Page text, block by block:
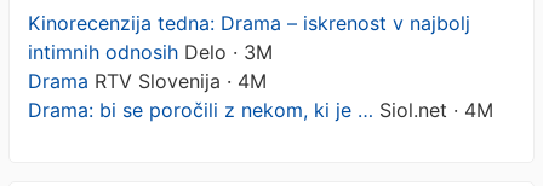
Kinorecenzija tedna: Drama – iskrenost v najbolj
intimnih odnosih Delo · 3M
Drama RTV Slovenija · 4M
Drama: bi se poročili z nekom, ki je … Siol.net · 4M